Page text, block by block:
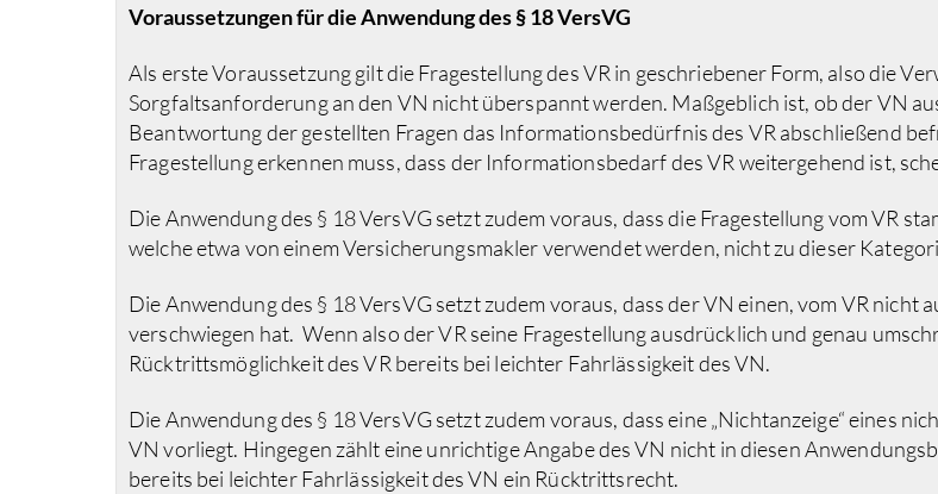
Voraussetzungen für die Anwendung des § 18 VersVG
Als erste Voraussetzung gilt die Fragestellung des VR in geschriebener Form, also die
Sorgfaltsanforderung an den VN nicht überspannt werden. Maßgeblich ist, ob der VN
Beantwortung der gestellten Fragen das Informationsbedürfnis des VR abschließend
Fragestellung erkennen muss, dass der Informationsbedarf des VR weitergehend ist,
Die Anwendung des § 18 VersVG setzt zudem voraus, dass die Fragestellung vom VR
welche etwa von einem Versicherungsmakler verwendet werden, nicht zu dieser
Die Anwendung des § 18 VersVG setzt zudem voraus, dass der VN einen, vom VR
verschwiegen hat. Wenn also der VR seine Fragestellung ausdrücklich und genau
Rücktrittsmöglichkeit des VR bereits bei leichter Fahrlässigkeit des VN.
Die Anwendung des § 18 VersVG setzt zudem voraus, dass eine „Nichtanzeige“ eines
VN vorliegt. Hingegen zählt eine unrichtige Angabe des VN nicht in diesen
bereits bei leichter Fahrlässigkeit des VN ein Rücktrittsrecht.